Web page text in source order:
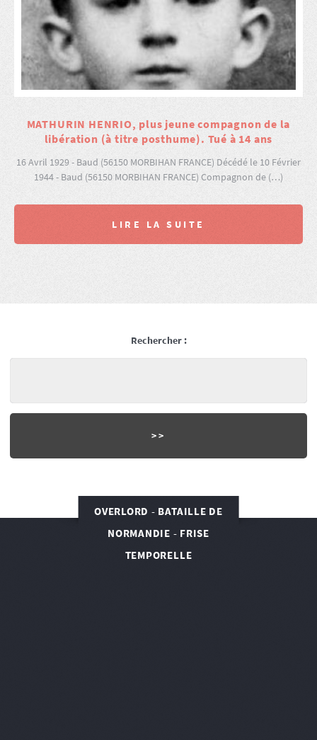
MATHURIN HENRIO, plus jeune compagnon de la
libération (à titre posthume). Tué à 14 ans
16 Avril 1929 - Baud (56150 MORBIHAN FRANCE) Décédé le 10 Février
1944 - Baud (56150 MORBIHAN FRANCE) Compagnon de (…)
LIRE LA SUITE
Rechercher :
OVERLORD - BATAILLE DE
NORMANDIE - FRISE
TEMPORELLE